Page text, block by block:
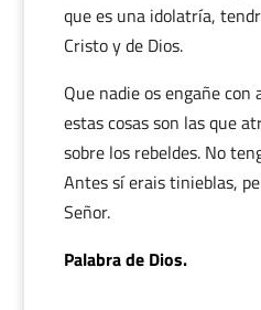
que es una idolatría,
Cristo y de Dios.
Que nadie os engañe con
estas cosas son las que
sobre los rebeldes. No
Antes sí erais tinieblas,
Señor.
Palabra de Dios.